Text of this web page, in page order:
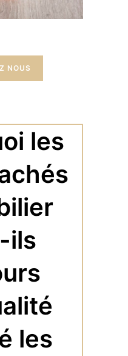
NOUS
les
ils
les